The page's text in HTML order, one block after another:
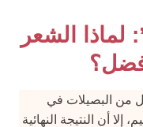
الشعر
من البصيلات في
إلا أن النتيجة النهائية